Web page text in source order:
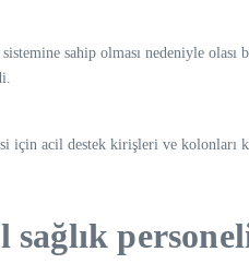
sahip olması nedeniyle
acil destek kirişleri ve kolonları
sağlık